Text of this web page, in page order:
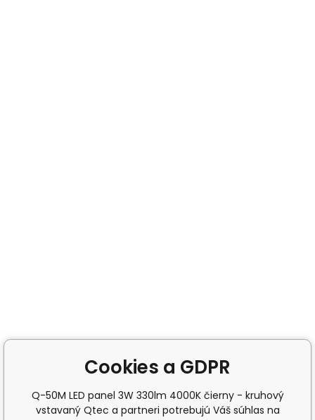
Cookies a GDPR
Q-50M LED panel 3W 330lm 4000K čierny - kruhový
vstavaný Qtec a partneri potrebujú Váš súhlas na